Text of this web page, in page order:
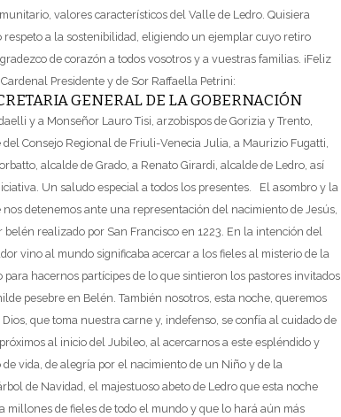
valores característicos del Valle de Ledro. Quisiera
a la sostenibilidad, eligiendo un ejemplar cuyo retiro
de corazón a todos vosotros y a vuestras familias. ¡Feliz
Presidente y de Sor Raffaella Petrini:
GENERAL DE LA GOBERNACIÓN
y a Monseñor Lauro Tisi, arzobispos de Gorizia y Trento,
Consejo Regional de Friuli-Venecia Julia, a Maurizio Fugatti,
alcalde de Grado, a Renato Girardi, alcalde de Ledro, así
Un saludo especial a todos los presentes.
El asombro y la
detenemos ante una representación del nacimiento de Jesús,
realizado por San Francisco en 1223. En la intención del
vino al mundo significaba acercar a los fieles al misterio de la
hacernos partícipes de lo que sintieron los pastores invitados
pesebre en Belén. También nosotros, esta noche, queremos
que toma nuestra carne y, indefenso, se confía al cuidado de
al inicio del Jubileo, al acercarnos a este espléndido y
vida, de alegría por el nacimiento de un Niño y de la
de Navidad, el majestuoso abeto de Ledro que esta noche
millones de fieles de todo el mundo y que lo hará aún más